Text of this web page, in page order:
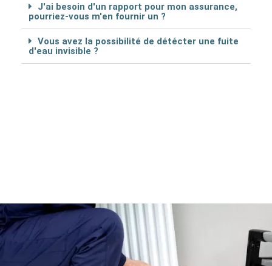
J'ai besoin d'un rapport pour mon assurance,
pourriez-vous m'en fournir un ?
Vous avez la possibilité de détécter une fuite
d'eau invisible ?